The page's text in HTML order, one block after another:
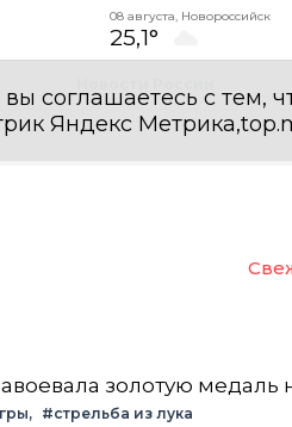
08 августа, Новороссийск
25,1°
вы соглашаетесь с тем,
Яндекс
золотую
#стрельба из лука